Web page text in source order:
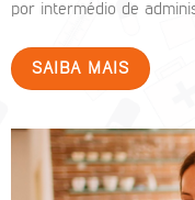
por intermédio de
SAIBA MAIS